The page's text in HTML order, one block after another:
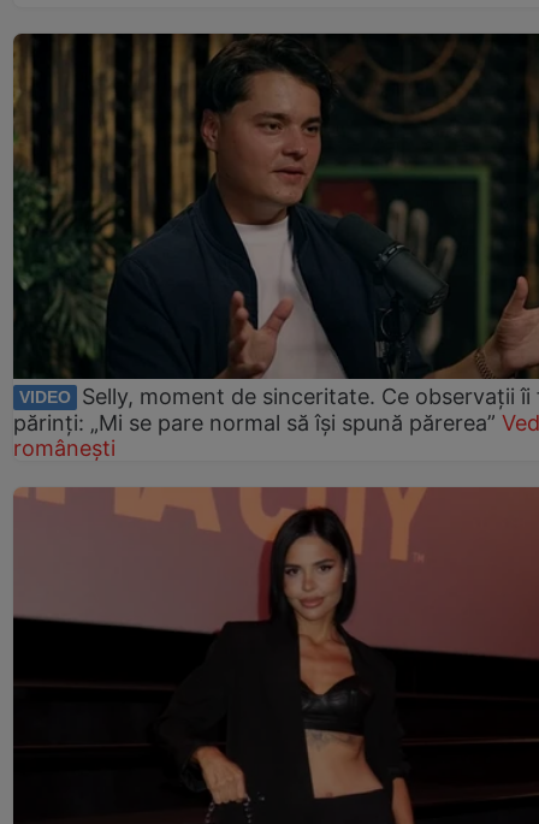
VIDEO
Selly, moment de sinceritate. Ce observații îi
părinți: „Mi se pare normal să își spună părerea”
românești